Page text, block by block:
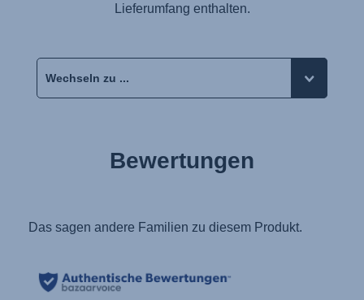
Lieferumfang enthalten.
Bewertungen